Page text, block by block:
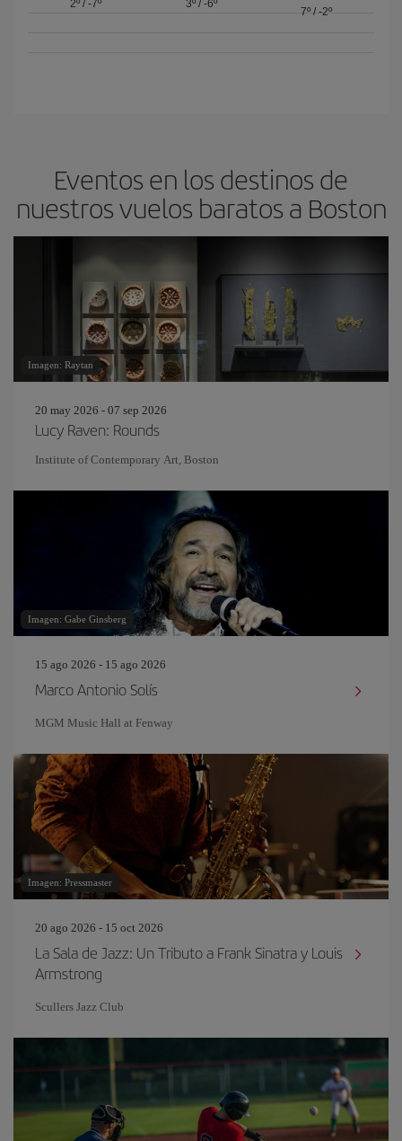
2º/ -7º 3º/ -6º
7º /-2º
Eventos en los destinos de
nuestros vuelos baratos a Boston
Imagen: Raytan
20 may 2026 - 07 sep 2026
Lucy Raven: Rounds
Institute of Contemporary Art, Boston
Imagen: Gabe Ginsberg
15 ago 2026 - 15 ago 2026
Marco Antonio Solís
MGM Music Hall at Fenway
Imagen: Pressmaster
20 ago 2026 - 15 oct 2026
La Sala de Jazz: Un Tributo a Frank Sinatra y Louis
Armstrong
Scullers Jazz Club